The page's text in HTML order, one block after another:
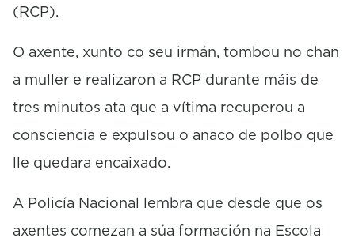
(RCP).
O axente, xunto co seu irmán, tombou no chan
a muller e realizaron a RCP durante máis de
tres minutos ata que a vítima recuperou a
consciencia e expulsou o anaco de polbo que
lle quedara encaixado.
A Policía Nacional lembra que desde que os
axentes comezan a súa formación na Escola